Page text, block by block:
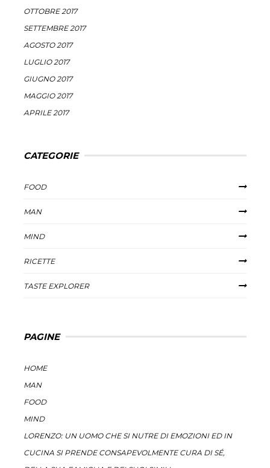
OTTOBRE 2017
SETTEMBRE 2017
AGOSTO 2017
LUGLIO 2017
GIUGNO 2017
MAGGIO 2017
APRILE 2017
CATEGORIE
FOOD
MAN
MIND
RICETTE
TASTE EXPLORER
PAGINE
HOME
MAN
FOOD
MIND
LORENZO: UN UOMO CHE SI NUTRE DI EMOZIONI ED IN
CUCINA SI PRENDE CONSAPEVOLMENTE CURA DI SÉ,